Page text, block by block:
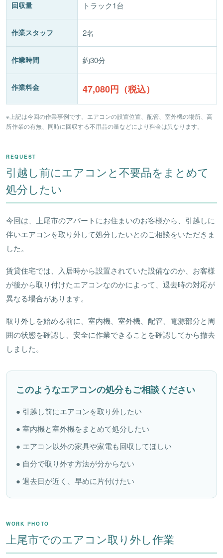
回収量 トラック1台
作業スタッフ 2名
作業時間 約30分
作業料金 47,080円（税込）
※上記は今回の作業事例です。エアコンの設置位置、配管、室外機の場所、高
所作業の有無、同時に回収する不用品の量などにより料金は異なります。
REQUEST
引越し前にエアコンと不要品をまとめて
処分したい
今回は、上尾市のアパートにお住まいのお客様から、引越しに
伴いエアコンを取り外して処分したいとのご相談をいただきま
した。
賃貸住宅では、入居時から設置されていた設備なのか、お客様
が後から取り付けたエアコンなのかによって、退去時の対応が
異なる場合があります。
取り外しを始める前に、室内機、室外機、配管、電源部分と周
囲の状態を確認し、安全に作業できることを確認してから撤去
しました。
このようなエアコンの処分もご相談ください
● 引越し前にエアコンを取り外したい
● 室内機と室外機をまとめて処分したい
● エアコン以外の家具や家電も回収してほしい
● 自分で取り外す方法が分からない
● 退去日が近く、早めに片付けたい
WORK PHOTO
上尾市でのエアコン取り外し作業